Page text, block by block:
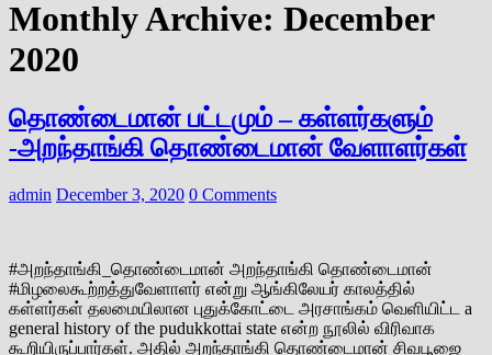
Monthly Archive: December
2020
தொண்டைமான் பட்டமும் – கள்ளர்களும்
-அறந்தாங்கி தொண்டைமான் வேளாளர்கள்
admin December 3, 2020 0 Comments
#அறந்தாங்கி_தொண்டைமான் அறந்தாங்கி தொண்டைமான்
#மிழலைகூற்றத்துவேளாளர் என்று ஆங்கிலேயர் காலத்தில்
கள்ளர்கள் தலமையிலான புதுக்கோட்டை அரசாங்கம் வெளியிட்ட a
general history of the pudukkottai state என்ற நூலில் விரிவாக
கூறியிருப்பார்கள். அதில் அறந்தாங்கி தொண்டைமான் சிவபூஜை